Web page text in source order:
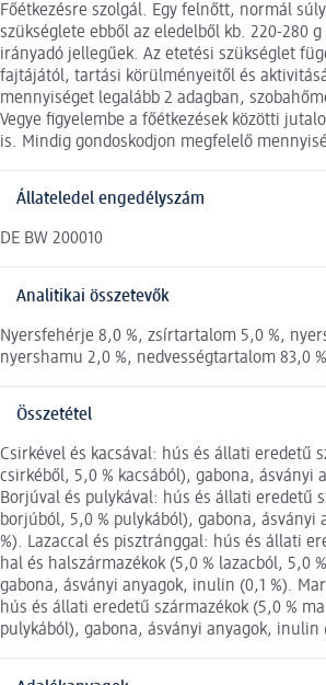
Főétkezésre szolgál. Egy felnőtt, normál
szükséglete ebből az eledelből kb. 220-280
irányadó jellegűek. Az etetési szükséglet
fajtájától, tartási körülményeitől és
mennyiséget legalább 2 adagban,
Vegye figyelembe a főétkezések közötti
is. Mindig gondoskodjon megfelelő
Állateledel engedélyszám
DE BW 200010
Analitikai összetevők
Nyersfehérje 8,0 %, zsírtartalom 5,0 %,
nyershamu 2,0 %, nedvességtartalom 83,0
Összetétel
Csirkével és kacsával: hús és állati eredetű
csirkéből, 5,0 % kacsából), gabona, ásványi
Borjúval és pulykával: hús és állati eredetű
borjúból, 5,0 % pulykából), gabona, ásványi
%). Lazaccal és pisztránggal: hús és állati
hal és halszármazékok (5,0 % lazacból, 5,0
gabona, ásványi anyagok, inulin (0,1 %).
hús és állati eredetű származékok (5,0 %
pulykából), gabona, ásványi anyagok, inulin